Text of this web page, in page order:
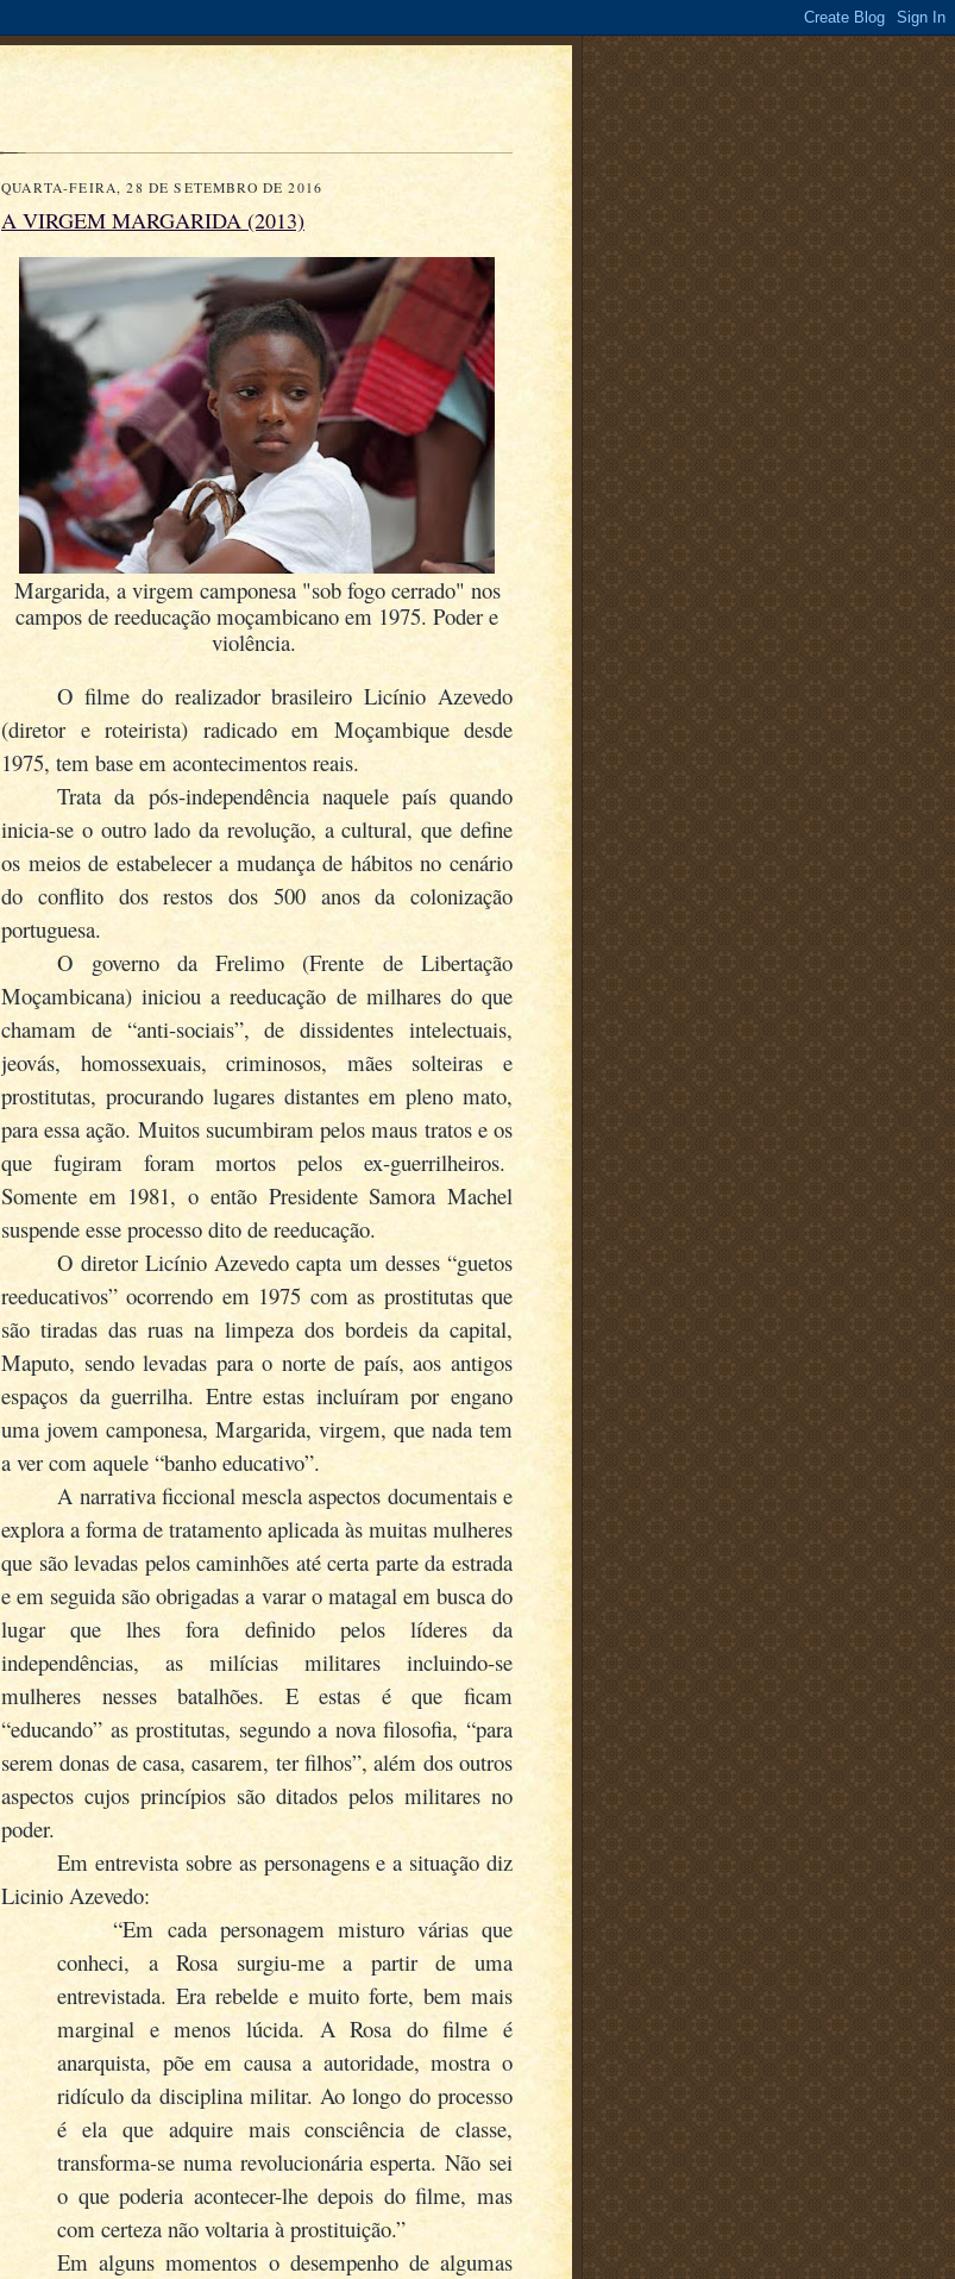
QUARTA-FEIRA, 28 DE SETEMBRO DE 2016
A VIRGEM MARGARIDA (2013)
Margarida, a virgem camponesa "sob fogo cerrado" nos
campos de reeducação moçambicano em 1975. Poder e
violência.
O filme do realizador brasileiro Licínio Azevedo
(diretor e roteirista) radicado em Moçambique desde
1975, tem base em acontecimentos reais.
Trata da pós-independência naquele país quando
inicia-se o outro lado da revolução, a cultural, que define
os meios de estabelecer a mudança de hábitos no cenário
do conflito dos restos dos 500 anos da colonização
portuguesa.
O governo da Frelimo (Frente de Libertação
Moçambicana) iniciou a reeducação de milhares do que
chamam de “anti-sociais”, de dissidentes intelectuais,
jeovás, homossexuais, criminosos, mães solteiras e
prostitutas, procurando lugares distantes em pleno mato,
para essa ação. Muitos sucumbiram pelos maus tratos e os
que fugiram foram mortos pelos ex-guerrilheiros.
Somente em 1981, o então Presidente Samora Machel
suspende esse processo dito de reeducação.
O diretor Licínio Azevedo capta um desses “guetos
reeducativos” ocorrendo em 1975 com as prostitutas que
são tiradas das ruas na limpeza dos bordeis da capital,
Maputo, sendo levadas para o norte de país, aos antigos
espaços da guerrilha. Entre estas incluíram por engano
uma jovem camponesa, Margarida, virgem, que nada tem
a ver com aquele “banho educativo”.
A narrativa ficcional mescla aspectos documentais e
explora a forma de tratamento aplicada às muitas mulheres
que são levadas pelos caminhões até certa parte da estrada
e em seguida são obrigadas a varar o matagal em busca do
lugar que lhes fora definido pelos líderes da
independências, as milícias militares incluindo-se
mulheres nesses batalhões. E estas é que ficam
“educando” as prostitutas, segundo a nova filosofia, “para
serem donas de casa, casarem, ter filhos”, além dos outros
aspectos cujos princípios são ditados pelos militares no
poder.
Em entrevista sobre as personagens e a situação diz
Licinio Azevedo:
“Em cada personagem misturo várias que
conheci, a Rosa surgiu-me a partir de uma
entrevistada. Era rebelde e muito forte, bem mais
marginal e menos lúcida. A Rosa do filme é
anarquista, põe em causa a autoridade, mostra o
ridículo da disciplina militar. Ao longo do processo
é ela que adquire mais consciência de classe,
transforma-se numa revolucionária esperta. Não sei
o que poderia acontecer-lhe depois do filme, mas
com certeza não voltaria à prostituição.”
Em alguns momentos o desempenho de algumas